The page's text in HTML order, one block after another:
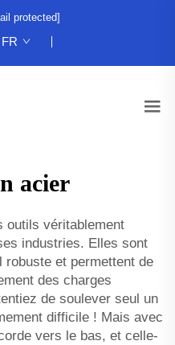
protected]
FR
acier
outils véritablement
industries. Elles sont
robuste et permettent de
des charges
de soulever seul un
difficile ! Mais avec
vers le bas, et celle-